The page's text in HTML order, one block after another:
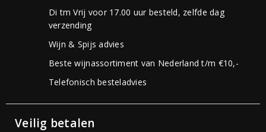
Di tm Vrij voor 17.00 uur besteld, zelfde dag
verzending
Wijn & Spijs advies
Beste wijnassortiment van Nederland t/m €10,-
Telefonisch besteladvies
Veilig betalen